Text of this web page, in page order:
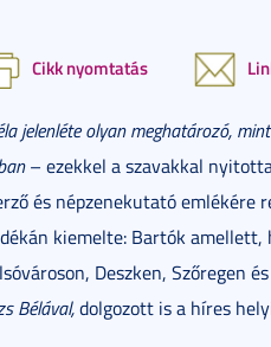
Cikk nyomtatás
jelenléte olyan meghatározó,
– ezekkel a szavakkal
és népzenekutató emlékére
kiemelte: Bartók
Deszken, Szőregen
Bélával,dolgozott is a híres